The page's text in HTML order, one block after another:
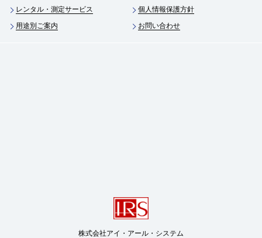
レンタル・測定サービス
個人情報保護方針
用途別ご案内
お問い合わせ
株式会社アイ・アール・システム